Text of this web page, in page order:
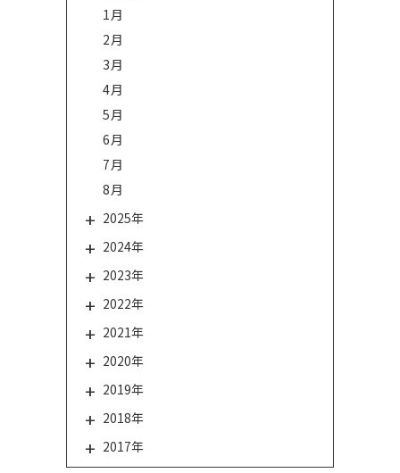
1月
2月
3月
4月
5月
6月
7月
8月
2025年
2024年
2023年
2022年
2021年
2020年
2019年
2018年
2017年